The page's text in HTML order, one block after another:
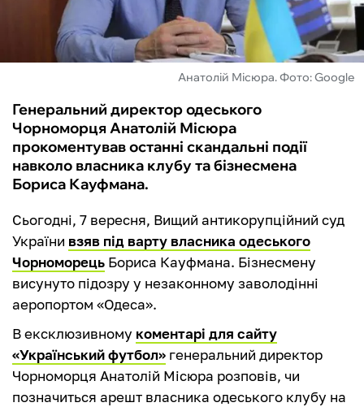
БУКМЕКЕРИ
Анатолій Місюра. Фото: Google
Генеральний директор одеського
Чорноморця Анатолій Місюра
прокоментував останні скандальні події
навколо власника клубу та бізнесмена
Бориса Кауфмана.
Сьогодні, 7 вересня, Вищий антикорупційний суд
України взяв під варту власника одеського
Чорноморець Бориса Кауфмана. Бізнесмену
висунуто підозру у незаконному заволодінні
аеропортом «Одеса».
В ексклюзивному коментарі для сайту
«Український футбол» генеральний директор
Чорноморця Анатолій Місюра розповів, чи
позначиться арешт власника одеського клубу на